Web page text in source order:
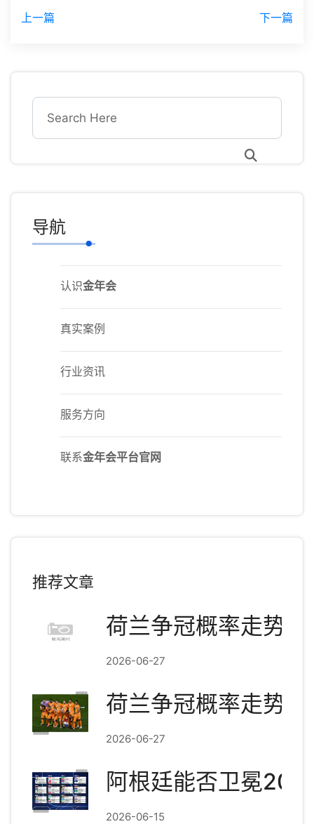
上一篇 下一篇
导航
认识金年会
真实案例
行业资讯
服务方向
联系金年会平台官网
推荐文章
荷兰争冠概率走势图
2026-06-27
荷兰争冠概率走势图
2026-06-27
阿根廷能否卫冕
2026-06-15